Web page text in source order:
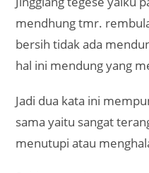
mendhung tmr.
bersih tidak ada
hal ini mendung yang
Jadi dua kata ini
sama yaitu sangat
menutupi atau